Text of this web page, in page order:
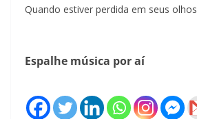
Quando estiver perdida em seus olhos
Espalhe música por aí